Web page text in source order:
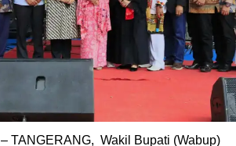
– TANGERANG, Wakil Bupati (Wabup)